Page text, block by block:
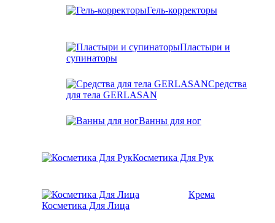
Гель-корректоры
Пластыри и
супинаторы
Средства
для тела GERLASAN
Ванны для ног
Косметика Для Рук
Косметика Для Лица
Крема